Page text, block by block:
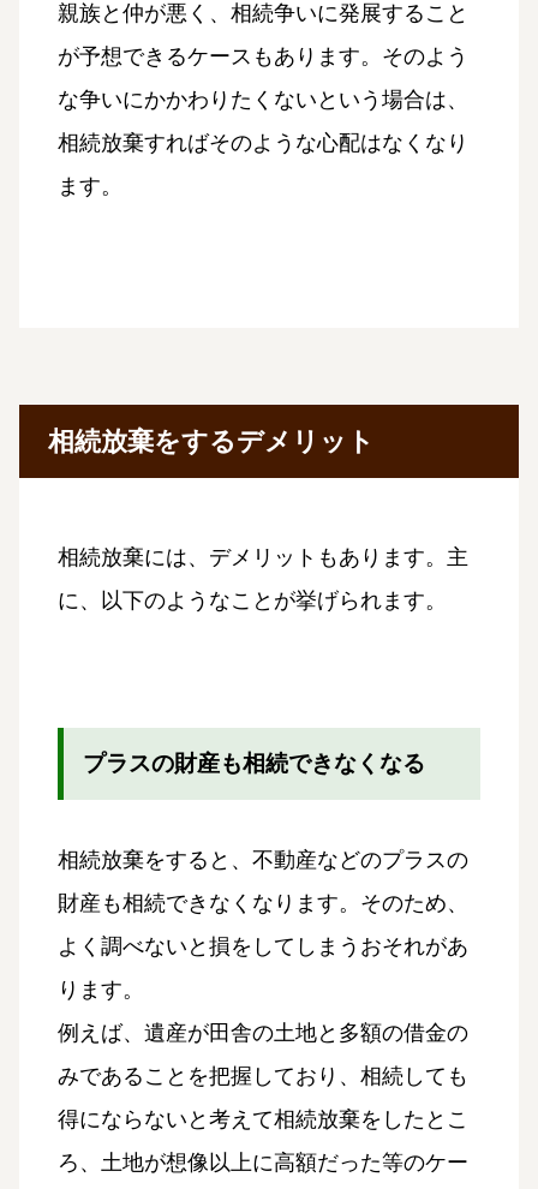
親族と仲が悪く、相続争いに発展すること
が予想できるケースもあります。そのよう
な争いにかかわりたくないという場合は、
相続放棄すればそのような心配はなくなり
ます。
相続放棄をするデメリット
相続放棄には、デメリットもあります。主
に、以下のようなことが挙げられます。
プラスの財産も相続できなくなる
相続放棄をすると、不動産などのプラスの
財産も相続できなくなります。そのため、
よく調べないと損をしてしまうおそれがあ
ります。
例えば、遺産が田舎の土地と多額の借金の
みであることを把握しており、相続しても
得にならないと考えて相続放棄をしたとこ
ろ、土地が想像以上に高額だった等のケー